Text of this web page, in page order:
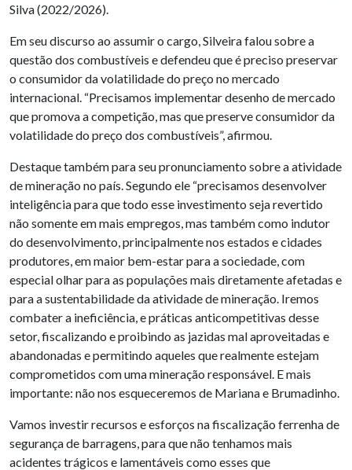
Silva (2022/2026).
Em seu discurso ao assumir o cargo, Silveira falou sobre a
questão dos combustíveis e defendeu que é preciso preservar
o consumidor da volatilidade do preço no mercado
internacional. “Precisamos implementar desenho de mercado
que promova a competição, mas que preserve consumidor da
volatilidade do preço dos combustíveis”, afirmou.
Destaque também para seu pronunciamento sobre a atividade
de mineração no país. Segundo ele “precisamos desenvolver
inteligência para que todo esse investimento seja revertido
não somente em mais empregos, mas também como indutor
do desenvolvimento, principalmente nos estados e cidades
produtores, em maior bem-estar para a sociedade, com
especial olhar para as populações mais diretamente afetadas e
para a sustentabilidade da atividade de mineração. Iremos
combater a ineficiência, e práticas anticompetitivas desse
setor, fiscalizando e proibindo as jazidas mal aproveitadas e
abandonadas e permitindo aqueles que realmente estejam
comprometidos com uma mineração responsável. E mais
importante: não nos esqueceremos de Mariana e Brumadinho.
Vamos investir recursos e esforços na fiscalização ferrenha de
segurança de barragens, para que não tenhamos mais
acidentes trágicos e lamentáveis como esses que